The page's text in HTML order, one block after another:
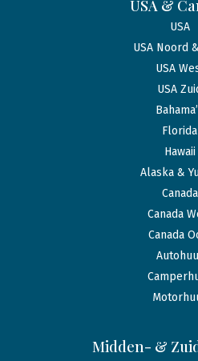
USA &
USA
USA Noord
USA
USA
Florida
Hawaii
Alaska &
Canada
Canada
Canada
Midden- &